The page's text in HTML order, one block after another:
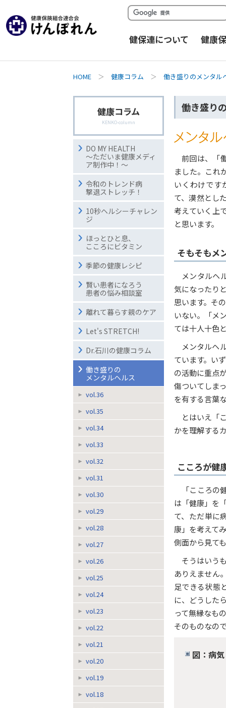
健保連について 健康
HOME ＞ 健康コラム ＞ 働き盛りのメンタル
働き盛り
前回は、「
ました。これ
いくわけです
て、漠然とし
考えていく上
と思います。
そもそもメ
メンタルヘ
気になったり
思います。そ
いない。「メ
ては十人十色
メンタルヘ
ています。い
の活動に重点
傷ついてしま
を有する言葉
とはいえ「
かを理解する
こころが健
「こころ
は「健康」を
て、ただ単に
康」を考えて
側面から見て
そうはいう
ありえません
足できる状態
に、どうした
って無縁なも
そのものなの
図：病
健康コラム
KENKO-column
DO MY HEALTH
～ただいま健康メディ
ア制作中！～
令和のトレンド病
撃退ストレッチ！
10秒ヘルシーチャレン
ジ
ほっとひと息、
こころにビタミン
季節の健康レシピ
賢い患者になろう
患者の悩み相談室
離れて暮らす親のケア
Let's STRETCH!
Dr.石川の健康コラム
働き盛りの
メンタルヘルス
vol.36
vol.35
vol.34
vol.33
vol.32
vol.31
vol.30
vol.29
vol.28
vol.27
vol.26
vol.25
vol.24
vol.23
vol.22
vol.21
vol.20
vol.19
vol.18